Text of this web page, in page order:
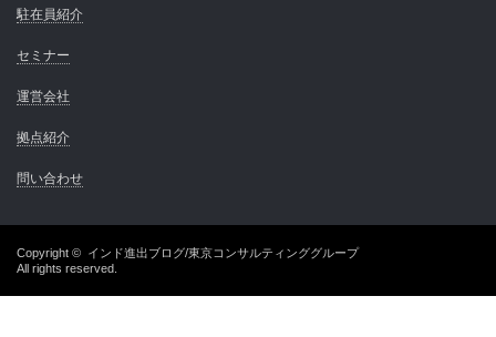
駐在員紹介
セミナー
運営会社
拠点紹介
問い合わせ
Copyright © インド進出ブログ/東京コンサルティンググループ
All rights reserved.